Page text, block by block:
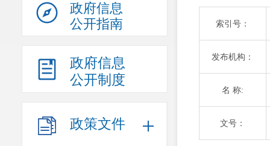
政府信息
公开指南
政府信息
公开制度
政策文件
索引号：
发布机构：
名 称:
文号：